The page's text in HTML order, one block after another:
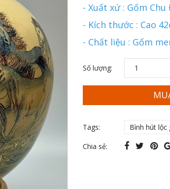
- Xuất xứ : Gốm Chu
- Kích thước : Cao
- Chất liệu : Gốm
Số lượng:
Tags: Bình hút lộc
Chia sẻ: